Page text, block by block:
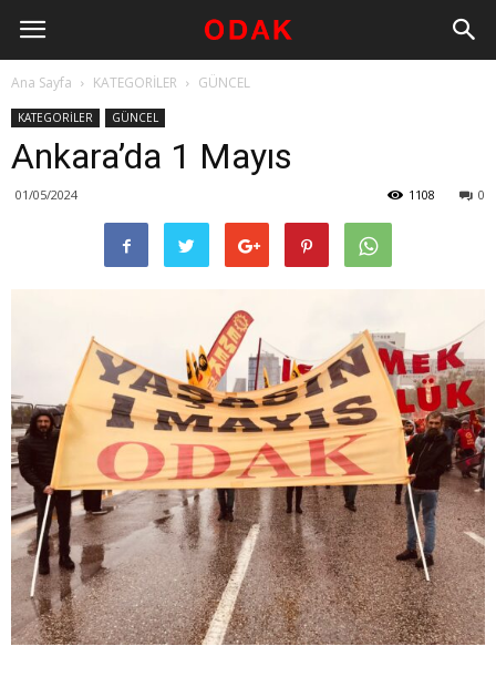
Ana Sayfa KATEGORİLER GÜNCEL
KATEGORİLER GÜNCEL
Ankara’da 1 Mayıs
01/05/2024 0
1108